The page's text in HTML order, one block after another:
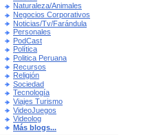
Naturaleza/Animales
Negocios Corporativos
Noticias/Tv/Farándula
Personales
PodCast
Política
Politica Peruana
Recursos
Religión
Sociedad
Tecnología
Viajes Turismo
VideoJuegos
Videolog
Más blogs...